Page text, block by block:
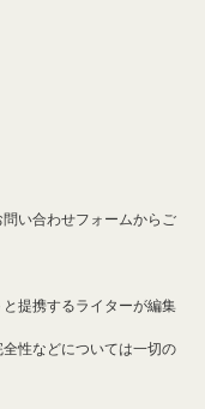
い合わせフォームからご
提携するライターが編集
性などについては一切の